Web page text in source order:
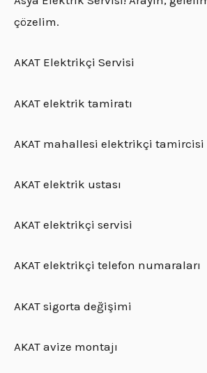
çözelim.
AKAT Elektrikçi Servisi
AKAT elektrik tamiratı
AKAT mahallesi elektrikçi tamircisi
AKAT elektrik ustası
AKAT elektrikçi servisi
AKAT elektrikçi telefon numaraları
AKAT sigorta değişimi
AKAT avize montajı